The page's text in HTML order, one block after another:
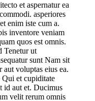
et aspernatur ea
asperiores
enim iste cum a.
inventore veniam
quos est omnis.
Tenetur ut
sunt Nam sit
aut voluptas eius ea.
et cupiditate
id aut et. Ducimus
velit rerum omnis